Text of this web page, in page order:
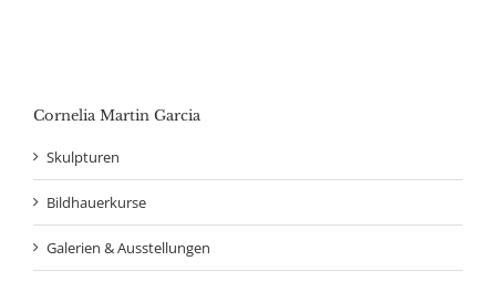
Cornelia Martin Garcia
Skulpturen
Bildhauerkurse
Galerien & Ausstellungen